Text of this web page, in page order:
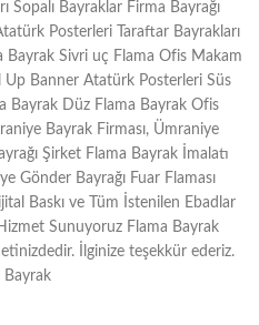
Sopalı Bayraklar Firma Bayrağı
Posterleri Taraftar Bayrakları
Bayrak Sivri uç Flama Ofis Makam
Up Banner Atatürk Posterleri Süs
Bayrak Düz Flama Bayrak Ofis
Bayrak Firması, Ümraniye
Şirket Flama Bayrak İmalatı
Gönder Bayrağı Fuar Flaması
Baskı ve Tüm İstenilen Ebadlar
Sunuyoruz Flama Bayrak
İlginize teşekkür ederiz.
Bayrak